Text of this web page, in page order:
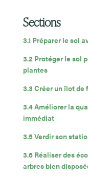
Sections
3.1 Préparer le sol
3.2 Protéger le sol
plantes
3.3 Créer un îlot de
3.4 Améliorer la
immédiat
3.5 Verdir son
3.6 Réaliser des
arbres bien